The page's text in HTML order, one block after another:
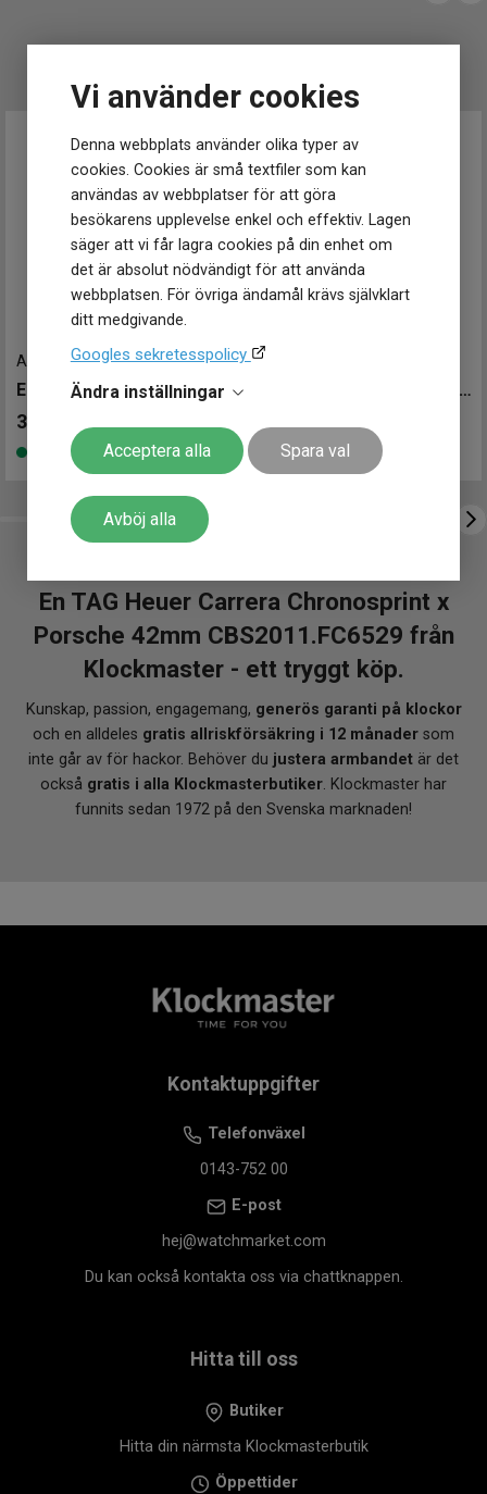
Vi använder cookies
Denna webbplats använder olika typer av
cookies. Cookies är små textfiler som kan
användas av webbplatser för att göra
besökarens upplevelse enkel och effektiv. Lagen
säger att vi får lagra cookies på din enhet om
det är absolut nödvändigt för att använda
webbplatsen. För övriga ändamål krävs självklart
ditt medgivande.
Googles sekretesspolicy
Ändra inställningar
Acceptera alla Spara val
Avböj alla
Spänne / lås
Viklås
Funktioner
Datum
Ja
Tidtagning
AR11498-43 mm
Emporio Armani Claudio 43mm
3 195
Finns i lager
AR11498
Emporio Armani Claudio 43mm
3 195 kr
Finns i lager
En TAG Heuer Carrera Chronosprint x
Porsche 42mm CBS2011.FC6529 från
Klockmaster - ett tryggt köp.
Kunskap, passion, engagemang, generös garanti på klockor
och en alldeles gratis allriskförsäkring i 12 månader som
inte går av för hackor. Behöver du justera armbandet är det
också gratis i alla Klockmasterbutiker. Klockmaster har
funnits sedan 1972 på den Svenska marknaden!
Kontaktuppgifter
Telefonväxel
0143-752 00
E-post
hej@watchmarket.com
Du kan också kontakta oss via chattknappen.
Hitta till oss
Butiker
Hitta din närmsta Klockmasterbutik
Öppettider